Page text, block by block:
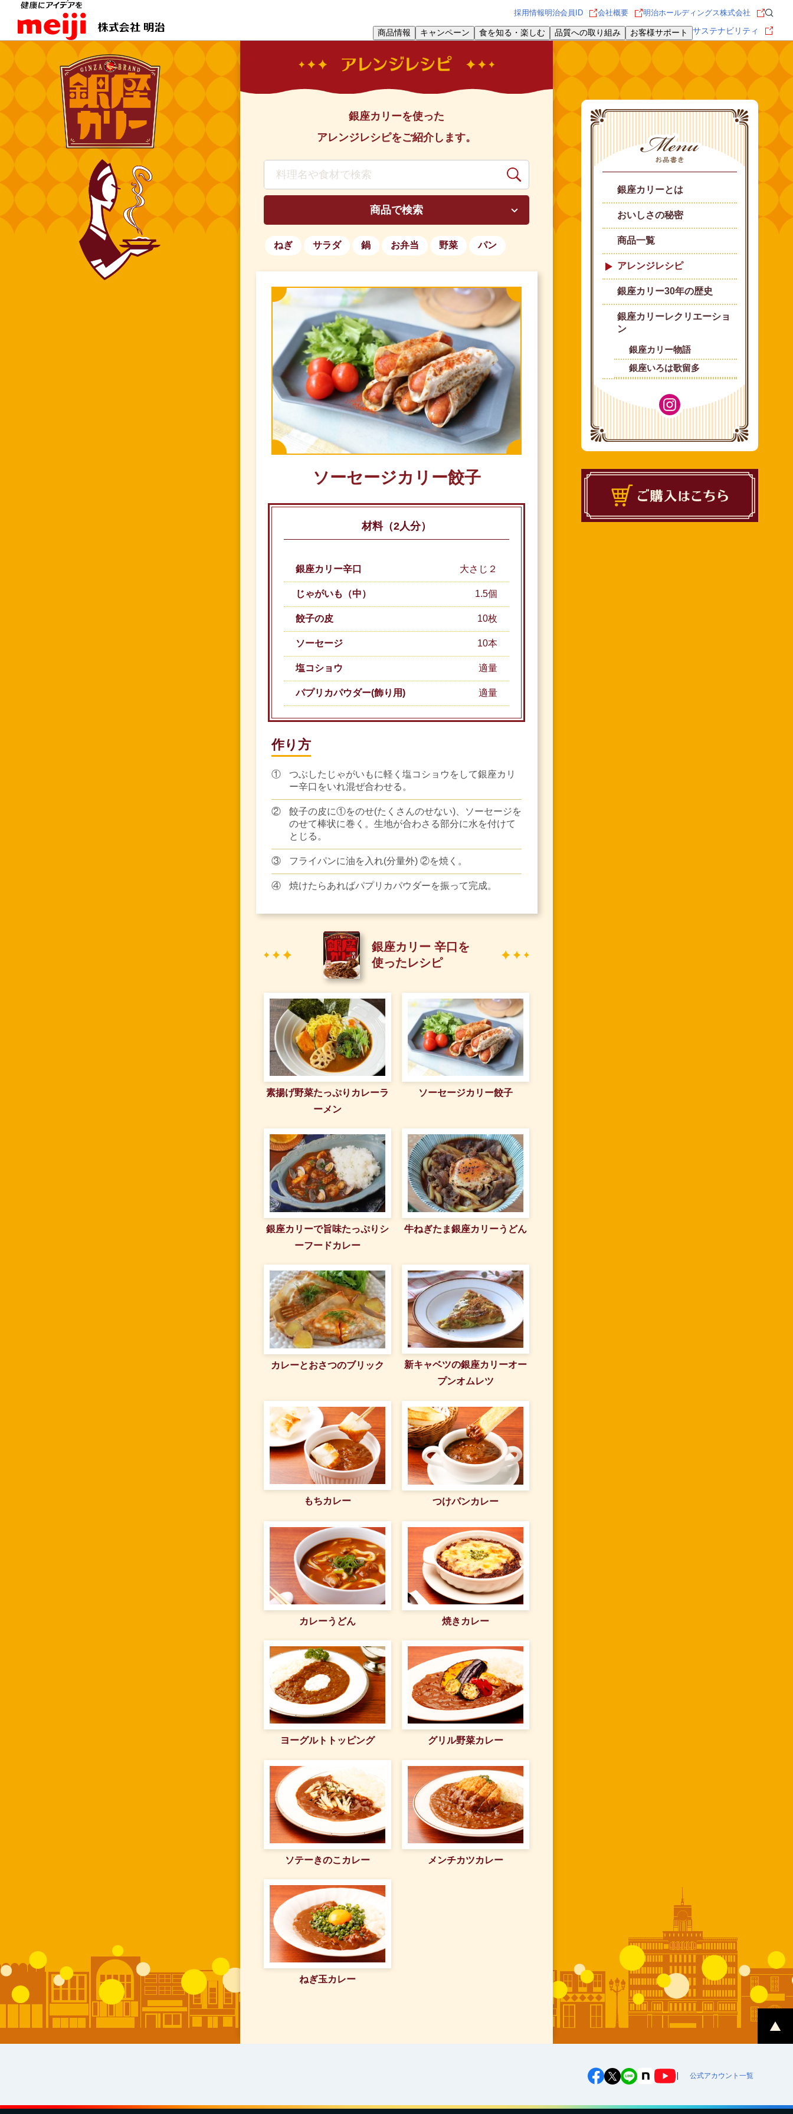
商品情報 キャンペーン 食を知る・楽しむ 品質への取り組み お客様サポート サステナビリティ
採用情報明治会員ID 会社概要 明治ホールディングス株式会社
銀座カリーとは
おいしさの秘密
商品一覧
アレンジレシピ
銀座カリー30年の歴史
銀座カリーレクリエーショ
ン
銀座カリー物語
銀座いろは歌留多
銀座カリーを使った
アレンジレシピをご紹介します。
商品で検索
ねぎ サラダ 鍋 お弁当 野菜 パン
ソーセージカリー餃子
材料（2人分）
銀座カリー辛口 大さじ２
じゃがいも（中） 1.5個
餃子の皮 10枚
ソーセージ 10本
塩コショウ 適量
パプリカパウダー(飾り用) 適量
作り方
①
つぶしたじゃがいもに軽く塩コショウをして銀座カリ
ー辛口をいれ混ぜ合わせる。
②
餃子の皮に①をのせ(たくさんのせない)、ソーセージを
のせて棒状に巻く。生地が合わさる部分に水を付けて
とじる。
③ フライパンに油を入れ(分量外) ②を焼く。
④ 焼けたらあればパプリカパウダーを振って完成。
銀座カリー 辛口を
使ったレシピ
素揚げ野菜たっぷりカレーラ
ーメン
ソーセージカリー餃子
銀座カリーで旨味たっぷりシ
ーフードカレー
牛ねぎたま銀座カリーうどん
カレーとおさつのブリック
新キャベツの銀座カリーオー
プンオムレツ
もちカレー つけパンカレー
カレーうどん 焼きカレー
ヨーグルトトッピング グリル野菜カレー
ソテーきのこカレー メンチカツカレー
ねぎ玉カレー
公式アカウント一覧